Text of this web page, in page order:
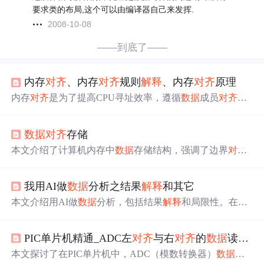
要求类的布局,这个可以由编译器自己来发挥.
2008-10-08
——到底了——
内存对齐、内存对齐规则解释、内存对齐原理
内存对齐是为了提高CPU寻址效率，遵循数据成员对齐规
更改默认对齐系数。
数据对齐存储
本文介绍了计算机内存中数据存储结构，强调了边界对齐
过实例解释了如何优化结构布局以减少空间损失，并提到
了编译器的 对齐设置如`#pragma pack`。
我用AI做数据分析之结果解释和其它
本文介绍用AI做数据分析，包括结果解释和局限性。在结
AI在医学数据 分析存在规划流程需人工辅助、执行代码缺
相关包等问题，总体前期数据处理有用，后期模型构建乏
PIC单片机精通_ADC左对齐与右对齐的数据读取
本文探讨了在PIC单片机中，ADC（模数转换器）数据读